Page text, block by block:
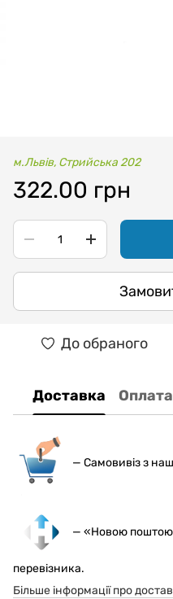
м.Львів, Стрийська 202
322.00 грн
До обраного
Доставка Оплата
— Самовивіз з
— «Новою
перевізника.
Більше інформації про